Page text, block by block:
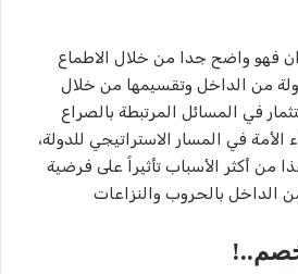
فهو واضح جدا من خلال الاطماع
من الداخل وتقسيمها من خلال
في المسائل المرتبطة بالصراع
الأمة في المسار الاستراتيجي للدولة،
من أكثر الأسباب تأثيراً على فرضية
الداخل بالحروب والنزاعات